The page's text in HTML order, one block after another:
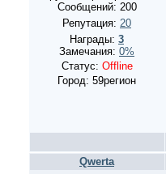
Сообщений: 200
Репутация: 20
Награды: 3
Замечания: 0%
Статус: Offline
Город: 59регион
Qwerta